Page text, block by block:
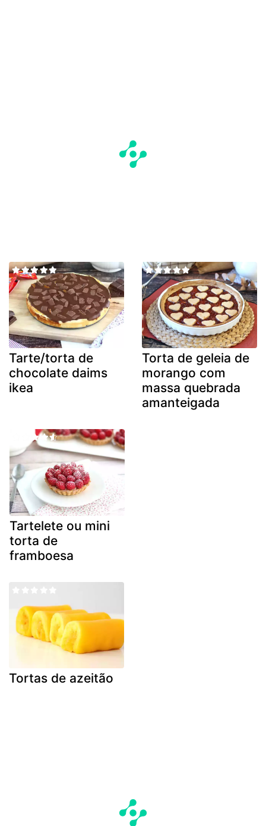
Tarte/torta de
chocolate daims
ikea
Torta de geleia de
morango com
massa quebrada
amanteigada
Tartelete ou mini
torta de
framboesa
Tortas de azeitão